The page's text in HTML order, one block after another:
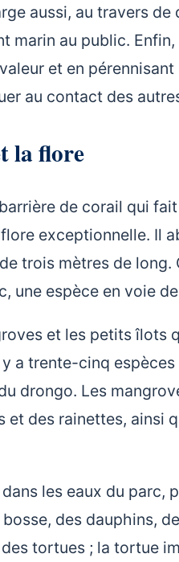
aussi, au travers
marin au public.
et en
au contact des
la flore
de corail qui
flore exceptionnelle. Il
trois mètres de
une espèce en voie
et les petits îlots
a trente-cinq espèces
drongo. Les
et des rainettes, ainsi
les eaux du parc,
bosse, des dauphins,
tortues ; la tortue